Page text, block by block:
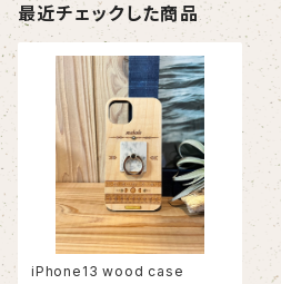
最近チェックした商品
iPhone13 wood case